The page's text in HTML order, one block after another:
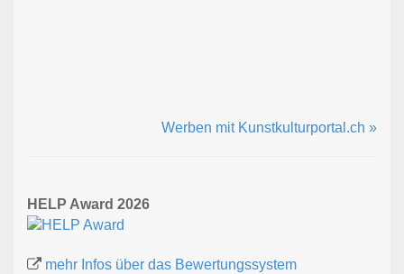
Werben mit Kunstkulturportal.ch »
HELP Award 2026
mehr Infos über das Bewertungssystem